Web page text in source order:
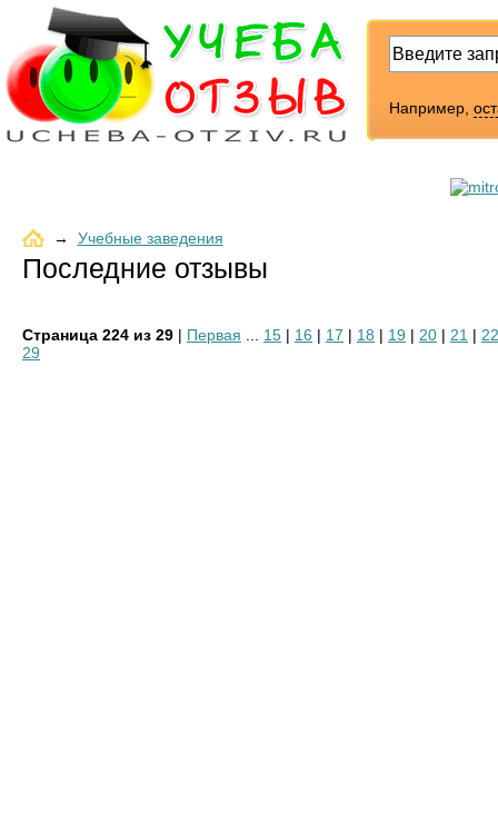
Например,
→ Учебные заведения
Последние отзывы
Страница 224 из 29 | Первая 15 | 16 | 17 | 18 | 19 | 20 | 21 | 22
29